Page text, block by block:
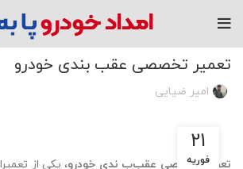
مقاله
تعمیر تخصصی عقب‌ بندی خودرو
امیر ضیایی
21
فوریه
تعمیر تخصصی عقب‌ب ندی خودرو، یکی از